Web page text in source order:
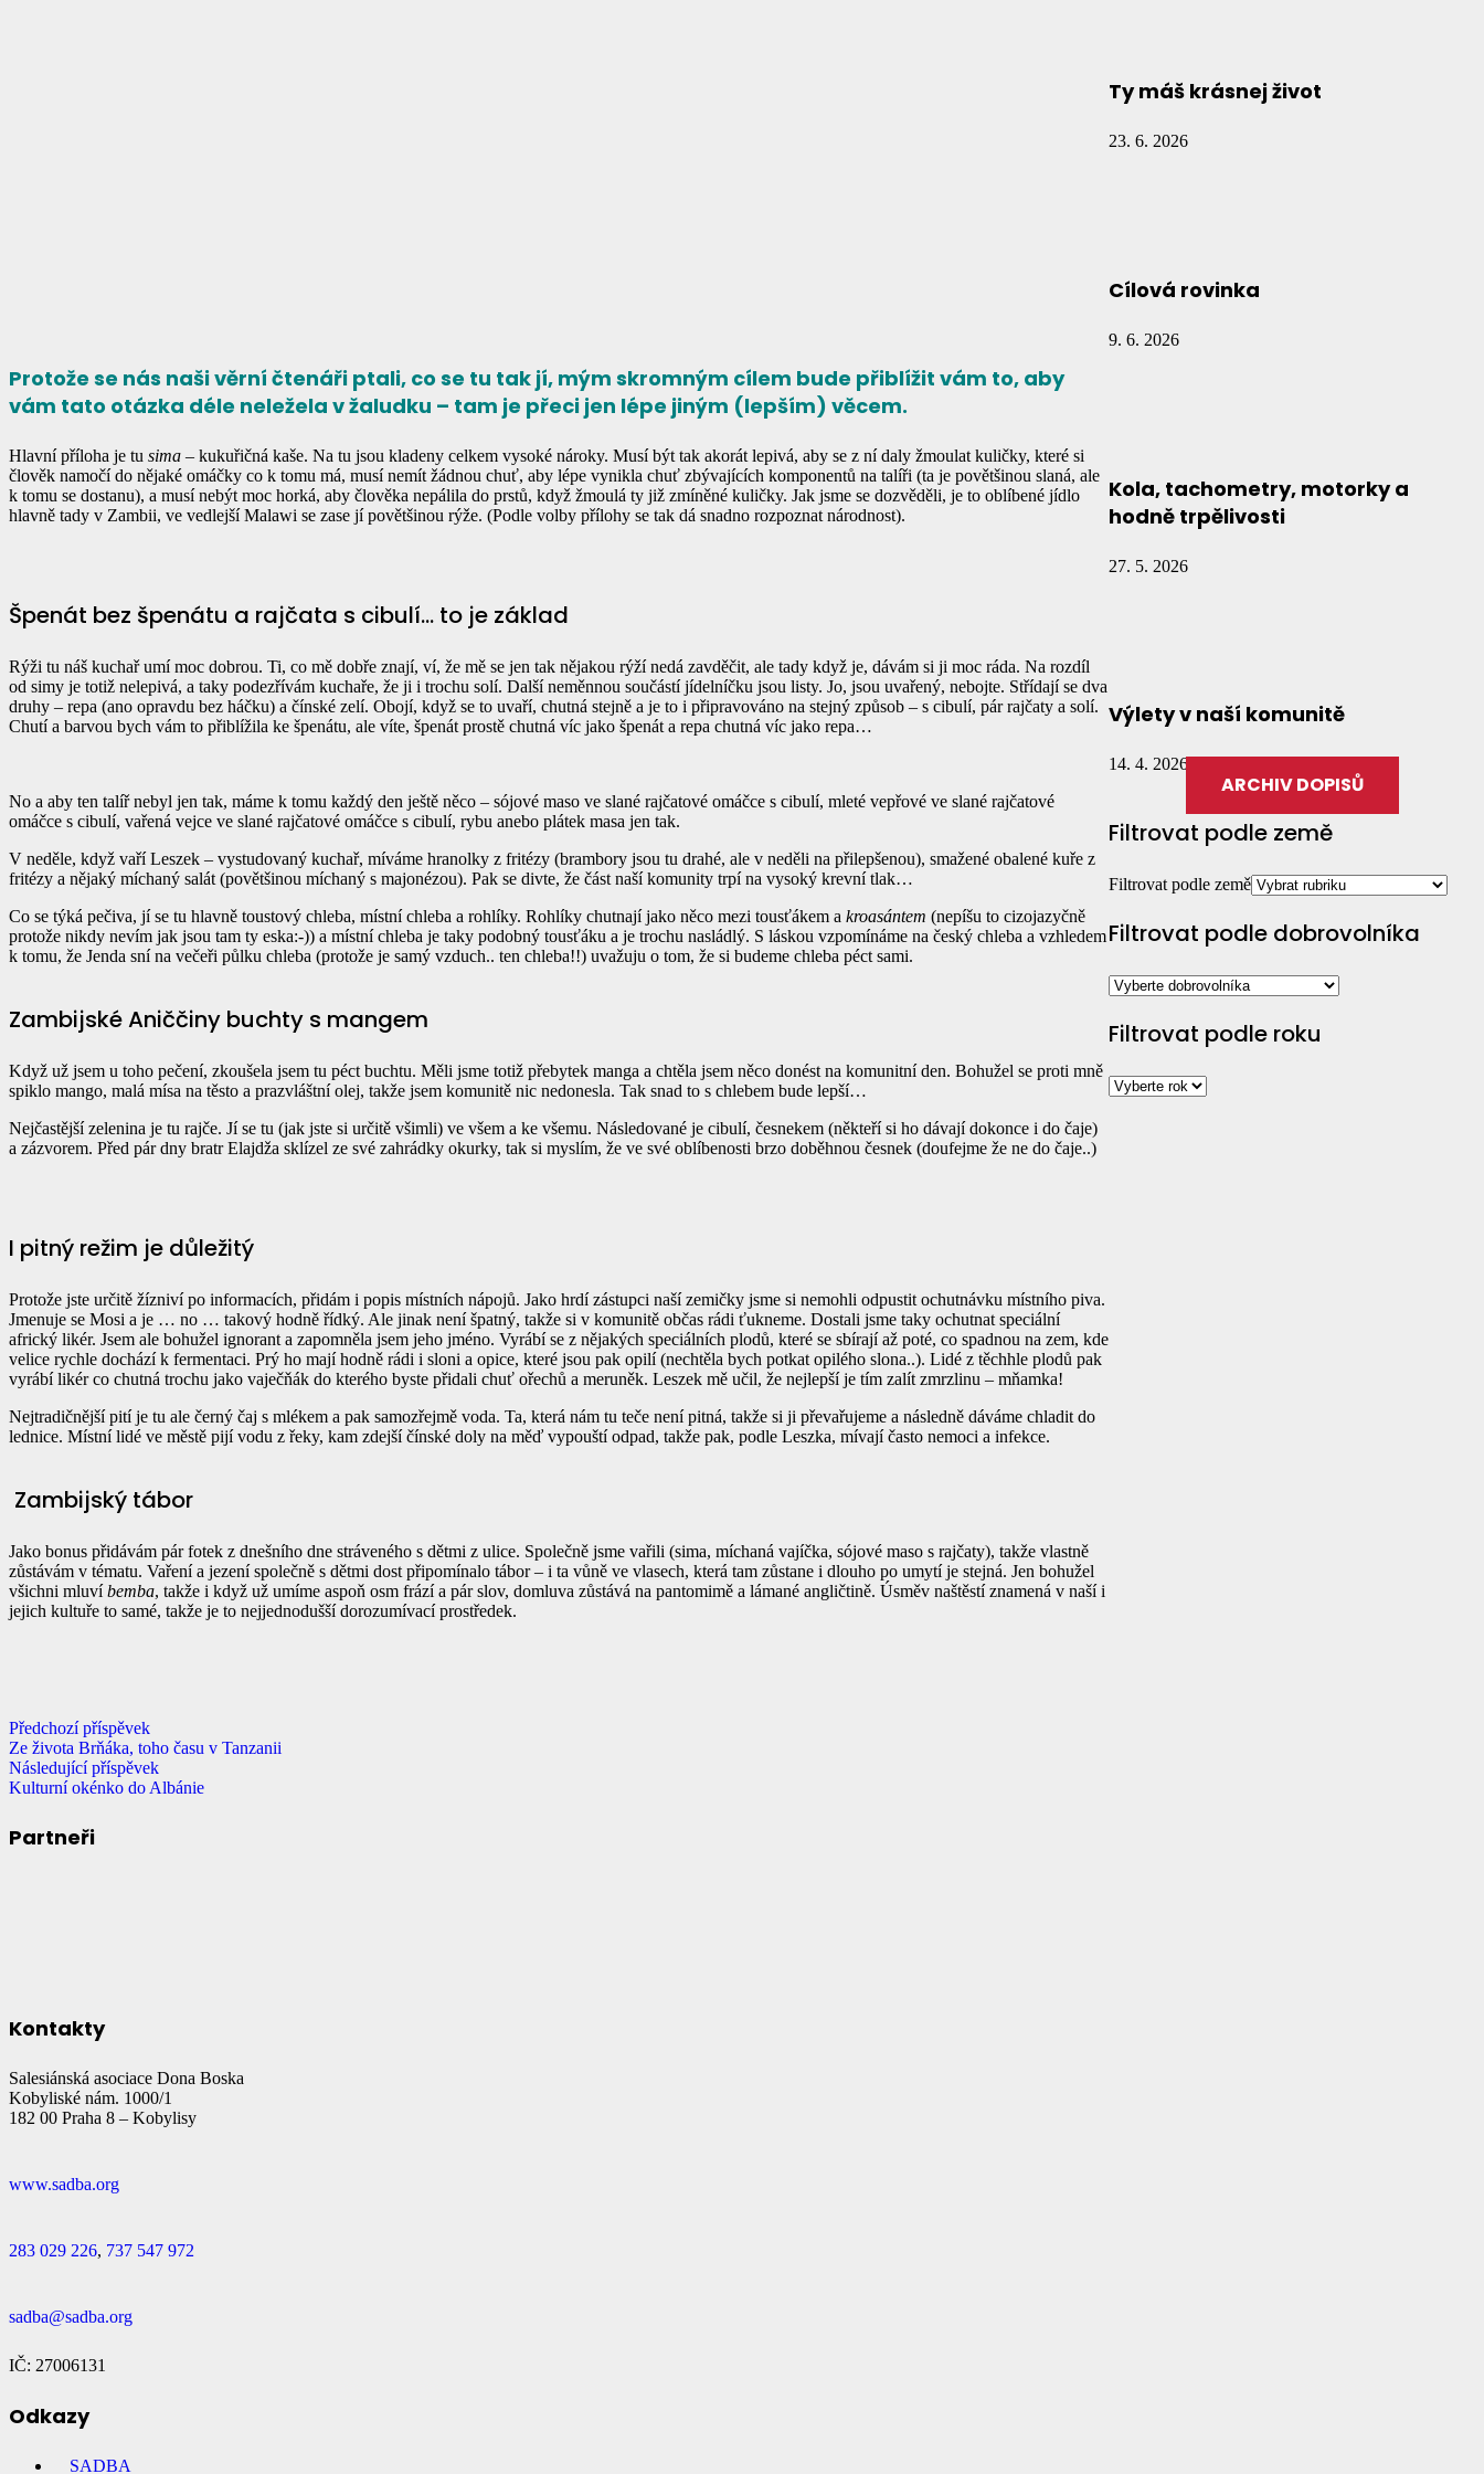
Protože se nás naši věrní čtenáři ptali, co se tu tak jí, mým skromným cílem bude přiblížit vám to, aby
vám tato otázka déle neležela v žaludku – tam je přeci jen lépe jiným (lepším) věcem.
Hlavní příloha je tu sima – kukuřičná kaše. Na tu jsou kladeny celkem vysoké nároky. Musí být tak akorát lepivá, aby se z ní daly žmoulat kuličky, které si
člověk namočí do nějaké omáčky co k tomu má, musí nemít žádnou chuť, aby lépe vynikla chuť zbývajících komponentů na talíři (ta je povětšinou slaná, ale
k tomu se dostanu), a musí nebýt moc horká, aby člověka nepálila do prstů, když žmoulá ty již zmíněné kuličky. Jak jsme se dozvěděli, je to oblíbené jídlo
hlavně tady v Zambii, ve vedlejší Malawi se zase jí povětšinou rýže. (Podle volby přílohy se tak dá snadno rozpoznat národnost).
Špenát bez špenátu a rajčata s cibulí… to je základ
Rýži tu náš kuchař umí moc dobrou. Ti, co mě dobře znají, ví, že mě se jen tak nějakou rýží nedá zavděčit, ale tady když je, dávám si ji moc ráda. Na rozdíl
od simy je totiž nelepivá, a taky podezřívám kuchaře, že ji i trochu solí. Další neměnnou součástí jídelníčku jsou listy. Jo, jsou uvařený, nebojte. Střídají se dva
druhy – repa (ano opravdu bez háčku) a čínské zelí. Obojí, když se to uvaří, chutná stejně a je to i připravováno na stejný způsob – s cibulí, pár rajčaty a solí.
Chutí a barvou bych vám to přiblížila ke špenátu, ale víte, špenát prostě chutná víc jako špenát a repa chutná víc jako repa…
No a aby ten talíř nebyl jen tak, máme k tomu každý den ještě něco – sójové maso ve slané rajčatové omáčce s cibulí, mleté vepřové ve slané rajčatové
omáčce s cibulí, vařená vejce ve slané rajčatové omáčce s cibulí, rybu anebo plátek masa jen tak.
V neděle, když vaří Leszek – vystudovaný kuchař, míváme hranolky z fritézy (brambory jsou tu drahé, ale v neděli na přilepšenou), smažené obalené kuře z
fritézy a nějaký míchaný salát (povětšinou míchaný s majonézou). Pak se divte, že část naší komunity trpí na vysoký krevní tlak…
Co se týká pečiva, jí se tu hlavně toustový chleba, místní chleba a rohlíky. Rohlíky chutnají jako něco mezi tousťákem a kroasántem (nepíšu to cizojazyčně
protože nikdy nevím jak jsou tam ty eska:-)) a místní chleba je taky podobný tousťáku a je trochu nasládlý. S láskou vzpomínáme na český chleba a vzhledem
k tomu, že Jenda sní na večeři půlku chleba (protože je samý vzduch.. ten chleba!!) uvažuju o tom, že si budeme chleba péct sami.
Zambijské Aniččiny buchty s mangem
Když už jsem u toho pečení, zkoušela jsem tu péct buchtu. Měli jsme totiž přebytek manga a chtěla jsem něco donést na komunitní den. Bohužel se proti mně
spiklo mango, malá mísa na těsto a prazvláštní olej, takže jsem komunitě nic nedonesla. Tak snad to s chlebem bude lepší…
Nejčastější zelenina je tu rajče. Jí se tu (jak jste si určitě všimli) ve všem a ke všemu. Následované je cibulí, česnekem (někteří si ho dávají dokonce i do čaje)
a zázvorem. Před pár dny bratr Elajdža sklízel ze své zahrádky okurky, tak si myslím, že ve své oblíbenosti brzo doběhnou česnek (doufejme že ne do čaje..)
I pitný režim je důležitý
Protože jste určitě žízniví po informacích, přidám i popis místních nápojů. Jako hrdí zástupci naší zemičky jsme si nemohli odpustit ochutnávku místního piva.
Jmenuje se Mosi a je … no … takový hodně řídký. Ale jinak není špatný, takže si v komunitě občas rádi ťukneme. Dostali jsme taky ochutnat speciální
africký likér. Jsem ale bohužel ignorant a zapomněla jsem jeho jméno. Vyrábí se z nějakých speciálních plodů, které se sbírají až poté, co spadnou na zem, kde
velice rychle dochází k fermentaci. Prý ho mají hodně rádi i sloni a opice, které jsou pak opilí (nechtěla bych potkat opilého slona..). Lidé z těchhle plodů pak
vyrábí likér co chutná trochu jako vaječňák do kterého byste přidali chuť ořechů a meruněk. Leszek mě učil, že nejlepší je tím zalít zmrzlinu – mňamka!
Nejtradičnější pití je tu ale černý čaj s mlékem a pak samozřejmě voda. Ta, která nám tu teče není pitná, takže si ji převařujeme a následně dáváme chladit do
lednice. Místní lidé ve městě pijí vodu z řeky, kam zdejší čínské doly na měď vypouští odpad, takže pak, podle Leszka, mívají často nemoci a infekce.
Zambijský tábor
Jako bonus přidávám pár fotek z dnešního dne stráveného s dětmi z ulice. Společně jsme vařili (sima, míchaná vajíčka, sójové maso s rajčaty), takže vlastně
zůstávám v tématu. Vaření a jezení společně s dětmi dost připomínalo tábor – i ta vůně ve vlasech, která tam zůstane i dlouho po umytí je stejná. Jen bohužel
všichni mluvíbemba, takže i když už umíme aspoň osm frází a pár slov, domluva zůstává na pantomimě a lámané angličtině. Úsměv naštěstí znamená v naší i
jejich kultuře to samé, takže je to nejjednodušší dorozumívací prostředek.
Předchozí příspěvek
Ze života Brňáka, toho času v Tanzanii
Následující příspěvek
Kulturní okénko do Albánie
Ty máš krásnej život
23. 6. 2026
Cílová rovinka
9. 6. 2026
Kola, tachometry, motorky a
hodně trpělivosti
27. 5. 2026
Výlety v naší komunitě
14. 4. 2026
ARCHIV DOPISŮ
Filtrovat podle země
Filtrovat podle země
Filtrovat podle dobrovolníka
Filtrovat podle roku
Partneři
Kontakty
Salesiánská asociace Dona Boska
Kobyliské nám. 1000/1
182 00 Praha 8 – Kobylisy
www.sadba.org
283 029 226, 737 547 972
sadba@sadba.org
IČ: 27006131
Odkazy
SADBA